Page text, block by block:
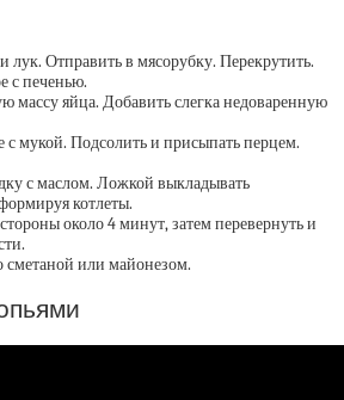
лук. Отправить в мясорубку. Перекрутить.
с печенью.
массу яйца. Добавить слегка недоваренную
с мукой. Подсолить и присыпать перцем.
с маслом. Ложкой выкладывать
котлеты.
около 4 минут, затем перевернуть и
сметаной или майонезом.